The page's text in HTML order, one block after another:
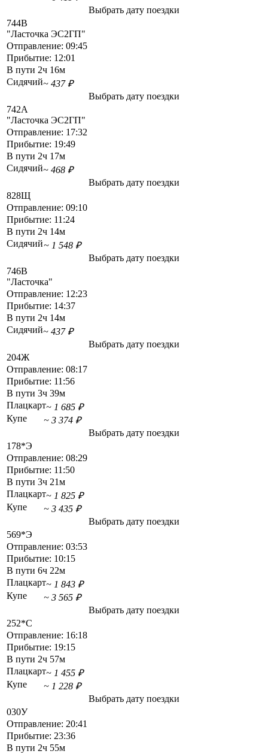
Выбрать дату поездки
744В
"Ласточка ЭС2ГП"
Отправление: 09:45
Прибытие: 12:01
В пути 2ч 16м
Сидячий~ 437 ₽
Выбрать дату поездки
742А
"Ласточка ЭС2ГП"
Отправление: 17:32
Прибытие: 19:49
В пути 2ч 17м
Сидячий~ 468 ₽
Выбрать дату поездки
828Щ
Отправление: 09:10
Прибытие: 11:24
В пути 2ч 14м
Сидячий~ 1 548 ₽
Выбрать дату поездки
746В
"Ласточка"
Отправление: 12:23
Прибытие: 14:37
В пути 2ч 14м
Сидячий~ 437 ₽
Выбрать дату поездки
204Ж
Отправление: 08:17
Прибытие: 11:56
В пути 3ч 39м
Плацкарт~ 1 685 ₽
Купе
~ 3 374 ₽
Выбрать дату поездки
178*Э
Отправление: 08:29
Прибытие: 11:50
В пути 3ч 21м
Плацкарт~ 1 825 ₽
Купе
~ 3 435 ₽
Выбрать дату поездки
569*Э
Отправление: 03:53
Прибытие: 10:15
В пути 6ч 22м
Плацкарт~ 1 843 ₽
Купе
~ 3 565 ₽
Выбрать дату поездки
252*С
Отправление: 16:18
Прибытие: 19:15
В пути 2ч 57м
Плацкарт~ 1 455 ₽
Купе
~ 1 228 ₽
Выбрать дату поездки
030У
Отправление: 20:41
Прибытие: 23:36
В пути 2ч 55м